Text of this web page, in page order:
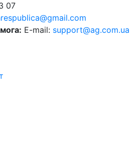
07
E-mail: support@ag.com.ua